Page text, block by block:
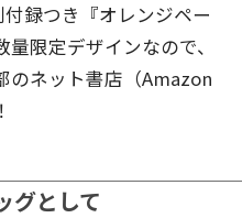
録つき『オレンジペー
限定デザインなので、
のネット書店（Amazon
グとして